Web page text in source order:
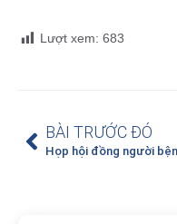
Lượt xem: 683
BÀI TRƯỚC ĐÓ